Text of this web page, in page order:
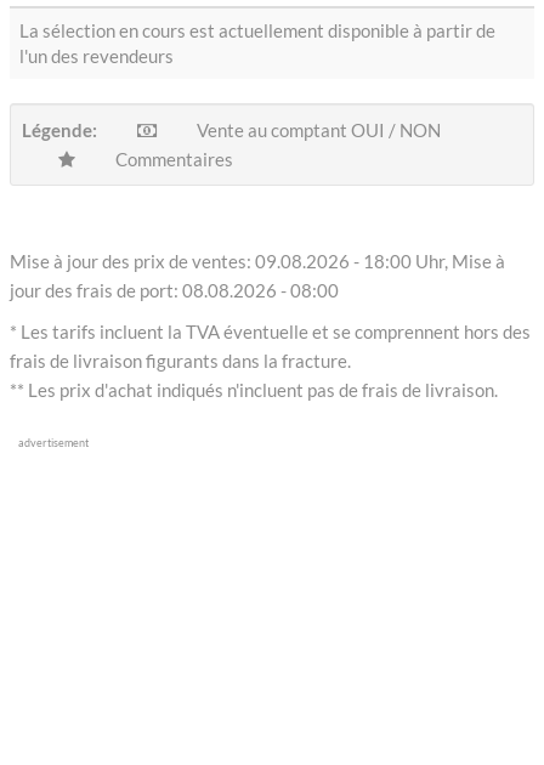
La sélection en cours est actuellement disponible à partir de
l'un des revendeurs
Légende:
Vente au comptant OUI / NON
Commentaires
Mise à jour des prix de ventes: 09.08.2026 - 18:00 Uhr, Mise à
jour des frais de port: 08.08.2026 - 08:00
* Les tarifs incluent la TVA éventuelle et se comprennent hors des
frais de livraison figurants dans la fracture.
** Les prix d'achat indiqués n'incluent pas de frais de livraison.
advertisement